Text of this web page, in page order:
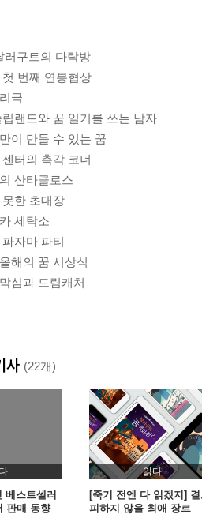
러구트의 다락방
번째 연봉협상
국
랜드와 꿈 일기를 쓰는 남자
이 만들 수 있는 꿈
터의 촉각 코너
산타클로스
한 초대장
세탁소
자마 파티
해의 꿈 시상식
심과 드림캐처
사 (22개)
베스트셀러
판매 동향
읽다
[죽기 전엔 다 읽겠지]
피하지 않을 최애 장르